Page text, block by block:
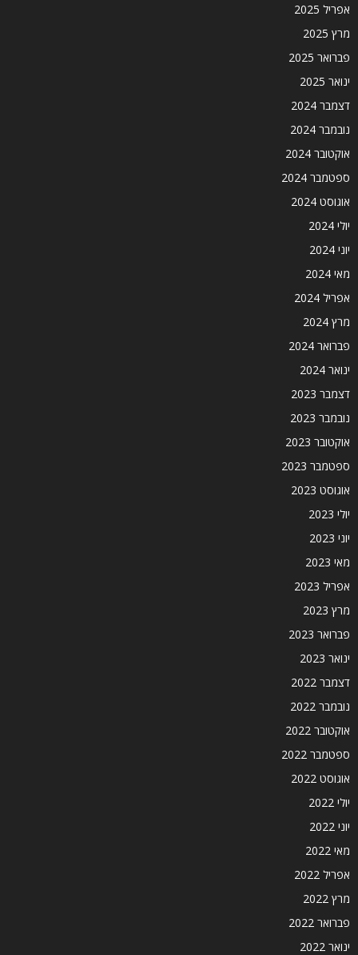
אפריל 2025
מרץ 2025
פברואר 2025
ינואר 2025
דצמבר 2024
נובמבר 2024
אוקטובר 2024
ספטמבר 2024
אוגוסט 2024
יולי 2024
יוני 2024
מאי 2024
אפריל 2024
מרץ 2024
פברואר 2024
ינואר 2024
דצמבר 2023
נובמבר 2023
אוקטובר 2023
ספטמבר 2023
אוגוסט 2023
יולי 2023
יוני 2023
מאי 2023
אפריל 2023
מרץ 2023
פברואר 2023
ינואר 2023
דצמבר 2022
נובמבר 2022
אוקטובר 2022
ספטמבר 2022
אוגוסט 2022
יולי 2022
יוני 2022
מאי 2022
אפריל 2022
מרץ 2022
פברואר 2022
ינואר 2022